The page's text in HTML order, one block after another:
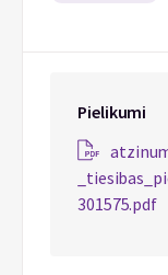
Pielikumi
301575.pdf